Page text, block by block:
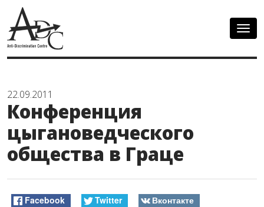
22.09.2011
Конференция
цыгановедческого
общества в Граце
Facebook Twitter Вконтакте